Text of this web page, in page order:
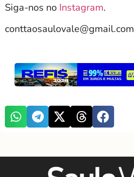
Siga-nos no Instagram.
conttaosaulovale@gmail.com